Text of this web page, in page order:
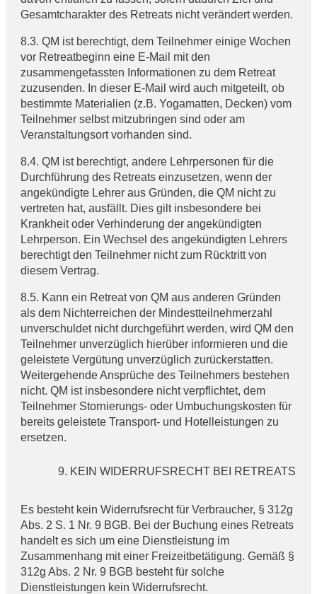
Gesamtcharakter des Retreats nicht verändert werden.
8.3. QM ist berechtigt, dem Teilnehmer einige Wochen
vor Retreatbeginn eine E-Mail mit den
zusammengefassten Informationen zu dem Retreat
zuzusenden. In dieser E-Mail wird auch mitgeteilt, ob
bestimmte Materialien (z.B. Yogamatten, Decken) vom
Teilnehmer selbst mitzubringen sind oder am
Veranstaltungsort vorhanden sind.
8.4. QM ist berechtigt, andere Lehrpersonen für die
Durchführung des Retreats einzusetzen, wenn der
angekündigte Lehrer aus Gründen, die QM nicht zu
vertreten hat, ausfällt. Dies gilt insbesondere bei
Krankheit oder Verhinderung der angekündigten
Lehrperson. Ein Wechsel des angekündigten Lehrers
berechtigt den Teilnehmer nicht zum Rücktritt von
diesem Vertrag.
8.5. Kann ein Retreat von QM aus anderen Gründen
als dem Nichterreichen der Mindestteilnehmerzahl
unverschuldet nicht durchgeführt werden, wird QM den
Teilnehmer unverzüglich hierüber informieren und die
geleistete Vergütung unverzüglich zurückerstatten.
Weitergehende Ansprüche des Teilnehmers bestehen
nicht. QM ist insbesondere nicht verpflichtet, dem
Teilnehmer Stornierungs- oder Umbuchungskosten für
bereits geleistete Transport- und Hotelleistungen zu
ersetzen.
KEIN WIDERRUFSRECHT BEI RETREATS
Es besteht kein Widerrufsrecht für Verbraucher, § 312g
Abs. 2 S. 1 Nr. 9 BGB. Bei der Buchung eines Retreats
handelt es sich um eine Dienstleistung im
Zusammenhang mit einer Freizeitbetätigung. Gemäß §
312g Abs. 2 Nr. 9 BGB besteht für solche
Dienstleistungen kein Widerrufsrecht.